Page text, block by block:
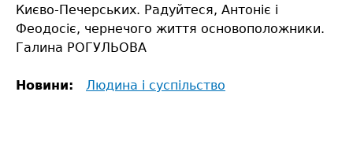
Києво-Печерських. Радуйтеся, Антоніє і
Феодосіє, чернечого життя основоположники.
Галина РОГУЛЬОВА
Новини: Людина і суспільство